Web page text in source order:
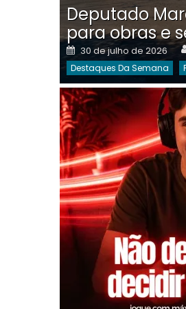
Deputado
para obras e
Posted
on
30 de julho de 2026
Destaques Da Semana